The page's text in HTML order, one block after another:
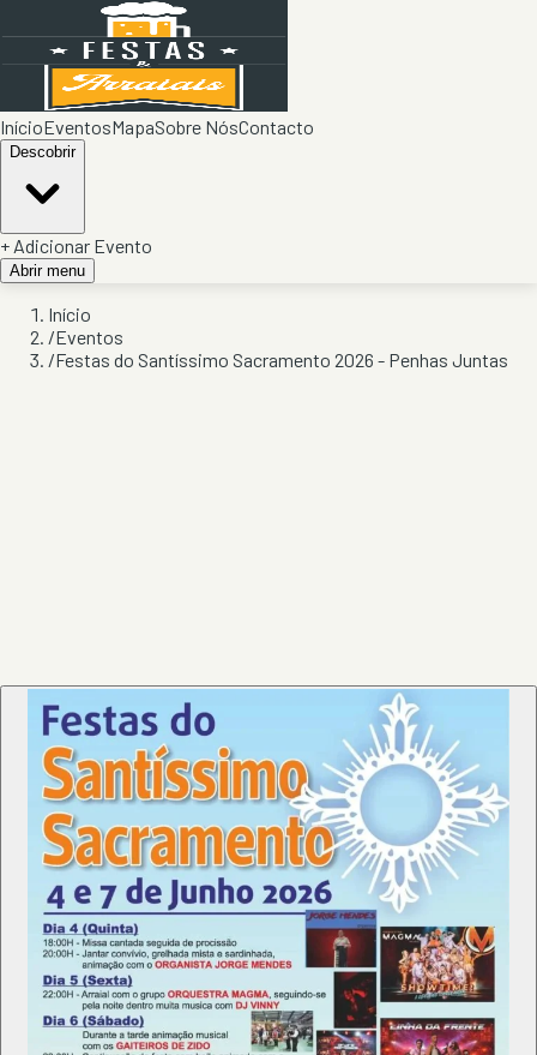
InícioEventosMapaSobre NósContacto
Descobrir
+ Adicionar Evento
Abrir menu
Início
/Eventos
/Festas do Santíssimo Sacramento 2026 - Penhas Juntas